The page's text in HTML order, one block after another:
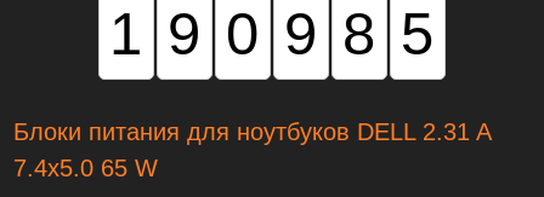
190985
Блоки питания для ноутбуков DELL 2.31 A
7.4x5.0 65 W